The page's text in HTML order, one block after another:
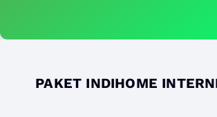
PAKET INDIHOME